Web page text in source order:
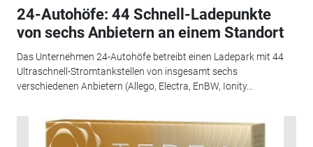
24-Autohöfe: 44 Schnell-Ladepunkte
von sechs Anbietern an einem Standort
Das Unternehmen 24-Autohöfe betreibt einen Ladepark mit 44
Ultraschnell-Stromtankstellen von insgesamt sechs
verschiedenen Anbietern (Allego, Electra, EnBW, Ionity...